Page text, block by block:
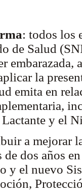
: todos los
de Salud
la
emita en
y el
a mejorar
dos años
y el nuevo